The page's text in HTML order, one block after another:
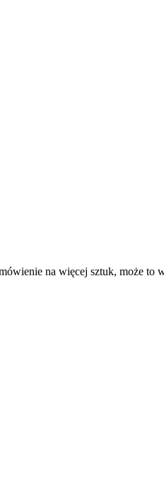
na więcej sztuk, może to